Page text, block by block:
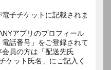
子チケットに記載されま
アプリのプロフィール
話番号」をご登録されて
員の方は「配送先氏
ケット氏名」にご記入く